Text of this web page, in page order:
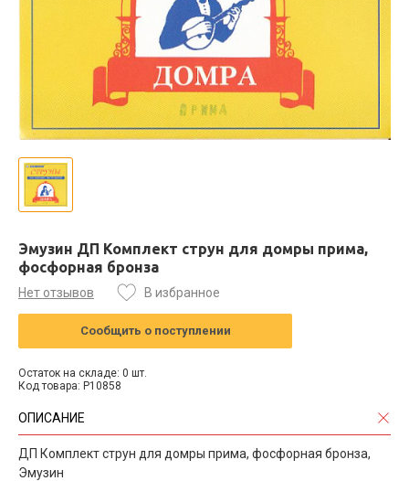
Эмузин ДП Комплект струн для домры прима,
фосфорная бронза
Нет отзывов В избранное
Сообщить о поступлении
Остаток на складе: 0 шт.
Код товара: P10858
ОПИСАНИЕ
ДП Комплект струн для домры прима, фосфорная бронза,
Эмузин